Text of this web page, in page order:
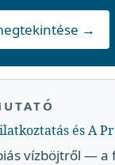
→
és A
vízböjtről — a